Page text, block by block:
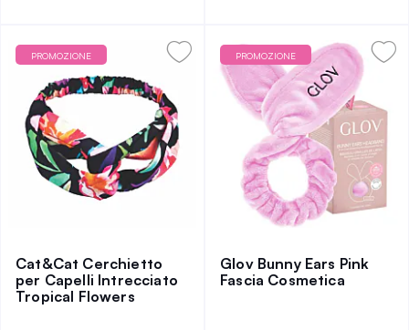
PROMOZIONE
Cat&Cat Cerchietto
per Capelli Intrecciato
Tropical Flowers
PROMOZIONE
Glov Bunny Ears Pink
Fascia Cosmetica